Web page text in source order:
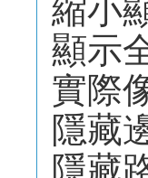
縮小
顯示
實際
隱藏
隱藏